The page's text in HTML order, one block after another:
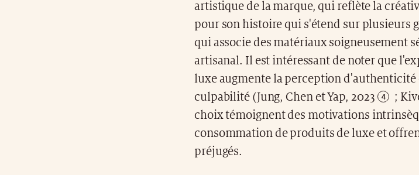
artistique de la marque, qui reflète la
pour son histoire qui s'étend sur plusieurs
qui associe des matériaux soigneusement
artisanal. Il est intéressant de noter que
luxe augmente la perception
culpabilité (Jung,Chen et Yap, 2023 ;
choix témoignent des motivations
consommation de produits de luxe et
préjugés.